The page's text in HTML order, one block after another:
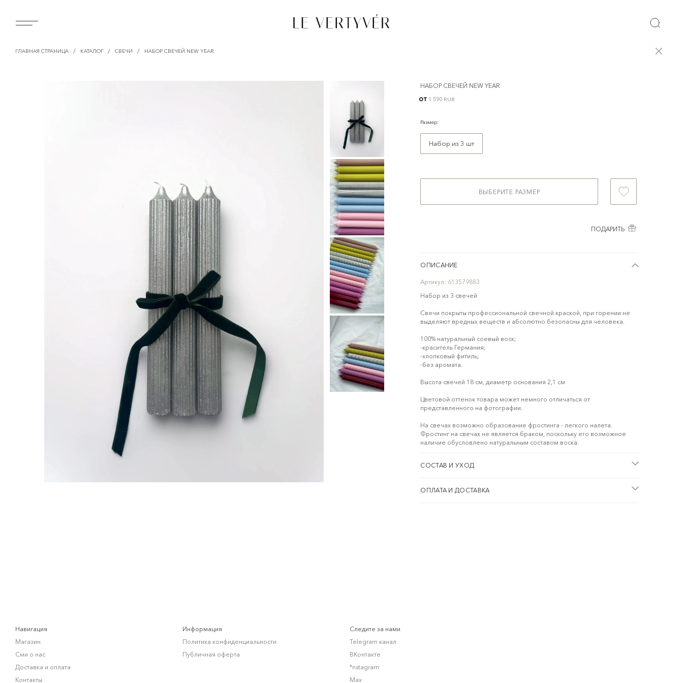
ГЛАВНАЯ СТРАНИЦА / КАТАЛОГ / СВЕЧИ / НАБОР СВЕЧЕЙ NEW YEAR
НАБОР СВЕЧЕЙ NEW YEAR
от 1 590 RUB
Размер:
Набор из 3 шт
ВЫБЕРИТЕ РАЗМЕР
ПОДАРИТЬ
ОПИСАНИЕ
Артикул: 613579883
Набор из 3 свечей
Свечи покрыты профессиональной свечной краской, при горении не
выделяют вредных веществ и абсолютно безопасны для человека.
100% натуральный соевый воск;
-краситель Германия;
-хлопковый фитиль;
-без аромата.
Высота свечей 18 см, диаметр основания 2,1 см
Цветовой оттенок товара может немного отличаться от
представленного на фотографии.
​На свечах возможно образование фростинга - легкого налета.
Фростинг на свечах не является браком, поскольку его возможное
наличие обусловлено натуральным составом воска.
СОСТАВ И УХОД
ОПЛАТА И ДОСТАВКА
Навигация
Магазин
Сми о нас
Доставка и оплата
Контакты
Информация
Политика конфиденциальности
Публичная оферта
Следите за нами
Telegram канал
ВКонтакте
*nstagram
Max